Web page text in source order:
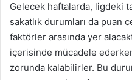
Gelecek haftalarda, ligdeki
sakatlık durumları da puan
faktörler arasında yer
içerisinde mücadele
zorunda kalabilirler. Bu